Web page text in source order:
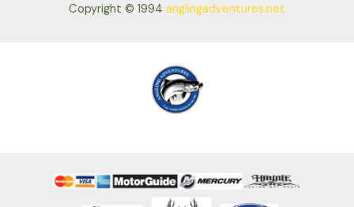
Copyright © 1994 anglingadventures.net